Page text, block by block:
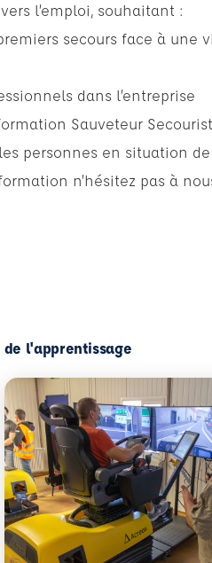
l’emploi, souhaitant :
secours face à une
dans l’entreprise
Sauveteur
personnes en situation
n’hésitez pas à
l'apprentissage